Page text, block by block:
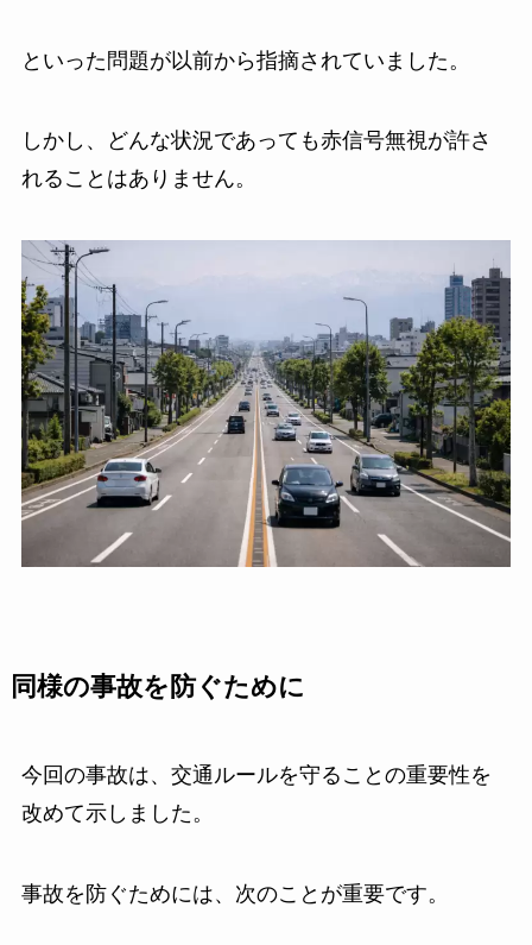
といった問題が以前から指摘されていました。
しかし、どんな状況であっても赤信号無視が許さ
れることはありません。
同様の事故を防ぐために
今回の事故は、交通ルールを守ることの重要性を
改めて示しました。
事故を防ぐためには、次のことが重要です。